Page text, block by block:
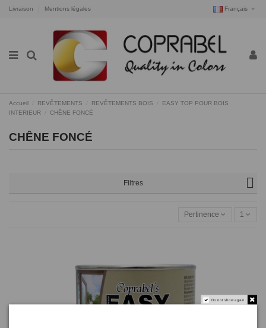
Livraison Mentions légales Français
Accueil REVÊTEMENTS REVÊTEMENTS BOIS
EASY TOP POUR BOIS
INTERIEUR
CHÊNE FONCÉ
CHÊNE FONCÉ
Filtres
Pertinence 1
Do not show again.